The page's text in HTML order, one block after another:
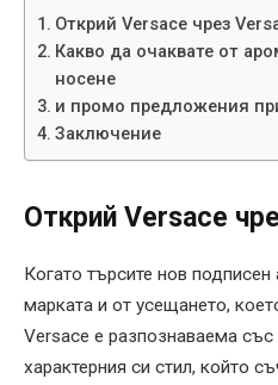
Открий Versace чрез
Какво да очаквате от
носене
и промо предложения
Заключение
Открий Versace
Когато търсите нов
марката и от усещането,
Versace е разпознаваема
характерния си стил, който